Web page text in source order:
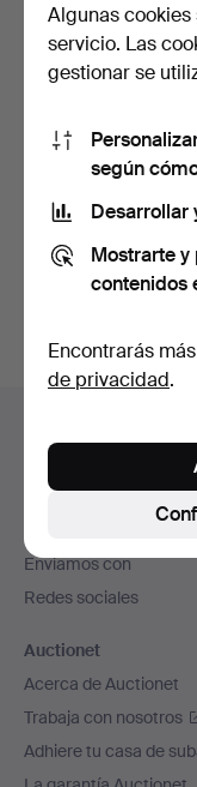
FUENTE,
CANTON ROSE
MEDALLION, …
1 día
53 USD
También puedes
subastas
en
de
página
Contacta con el
Todas las casas de
Enviamos con
Redes sociales
Auctionet
Acerca de Auctionet
Trabaja con nosotros
Adhiere tu casa de
Algunas
servicio. Las
gestionar se
según
Desarrollar
Mostrarte
contenidos
Encontrarás
de privacidad.